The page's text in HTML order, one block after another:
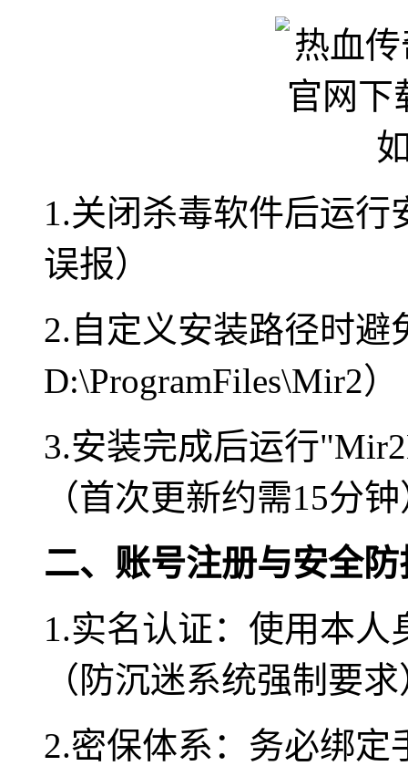
1.关闭杀毒软件后运
误报）
2.自定义安装路径时避
D:\ProgramFiles\Mir2）
3.安装完成后运行
（首次更新约需15分
二、账号注册与安全
1.实名认证：使用本
（防沉迷系统强制要
2.密保体系：务必绑定